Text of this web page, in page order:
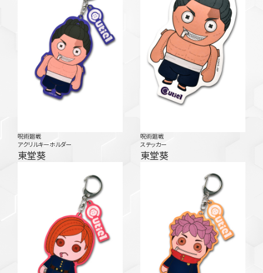
呪術廻戦
アクリルキーホルダー
東堂葵
呪術廻戦
ステッカー
東堂葵